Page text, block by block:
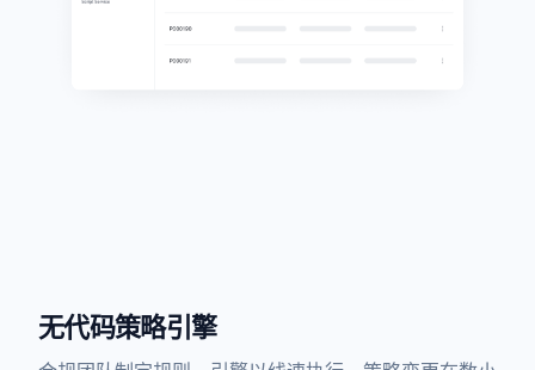
无代码策略引擎